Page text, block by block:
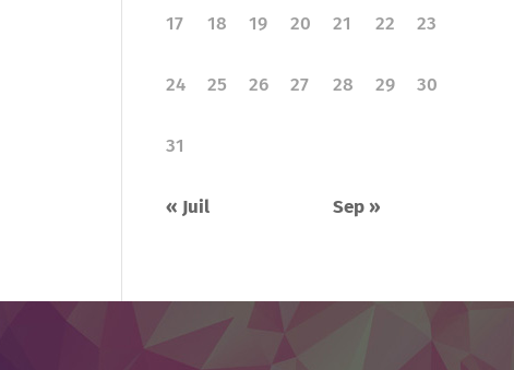
17 18 19 20 21 22 23
24 25 26 27 28 29 30
31
« Juil Sep »